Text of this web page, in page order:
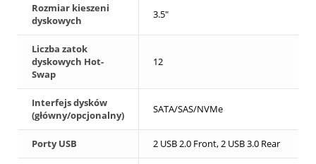
Rozmiar kieszeni
dyskowych
3.5"
Liczba zatok
dyskowych Hot-
Swap
12
Interfejs dysków
(główny/opcjonalny)
SATA/SAS/NVMe
Porty USB 2 USB 2.0 Front, 2 USB 3.0 Rear